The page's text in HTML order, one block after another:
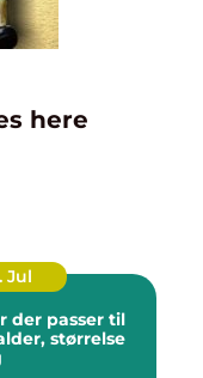
here
Jul
der passer til
størrelse